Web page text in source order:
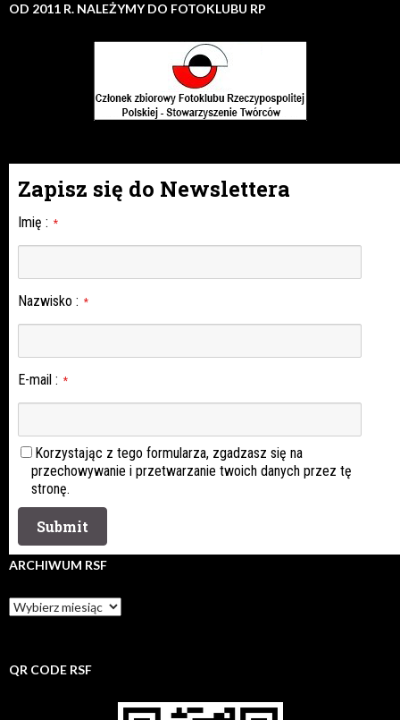
OD 2011 R. NALEŻYMY DO FOTOKLUBU RP
Zapisz się do Newslettera
Imię : *
Nazwisko : *
E-mail : *
Korzystając z tego formularza, zgadzasz się na
przechowywanie i przetwarzanie twoich danych przez tę
stronę.
ARCHIWUM RSF
Archiwum
rsf
QR CODE RSF